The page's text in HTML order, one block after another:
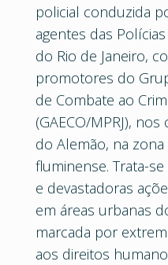
policial conduzida
agentes das
do Rio de Janeiro,
promotores do
de Combate ao
(GAECO/MPRJ),
do Alemão, na
fluminense. Trata-
e devastadoras
em áreas urbanas
marcada por
aos direitos